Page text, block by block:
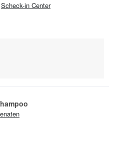
Scheck-in Center